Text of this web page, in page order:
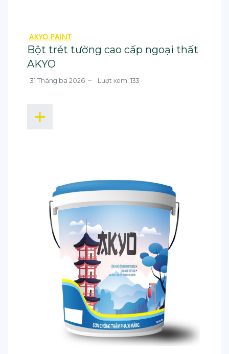
AKYO PAINT
Bột trét tường cao cấp ngoại thất
AKYO
31 Tháng ba 2026 Lượt xem: 133